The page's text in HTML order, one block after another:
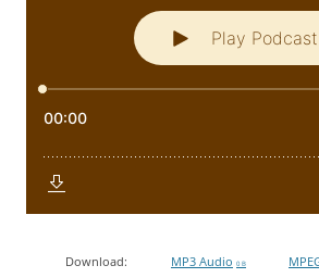
Download: MP3 Audio 0 B